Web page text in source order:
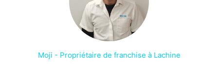
Moji - Propriétaire de franchise à Lachine